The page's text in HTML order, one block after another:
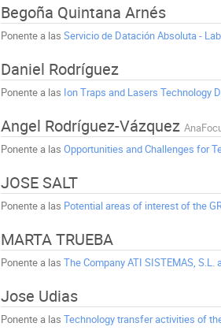
Begoña Quintana Arnés
Ponente a las Servicio de Datación Absoluta -
Daniel Rodríguez
Ponente a las Ion Traps and Lasers Technology
Angel Rodríguez-Vázquez
Ponente a las Opportunities and Challenges for
JOSE SALT
Ponente a las Potential areas of interest of the
MARTA TRUEBA
Ponente a las The Company ATI SISTEMAS,
Jose Udias
Ponente a las Technology transfer activities of